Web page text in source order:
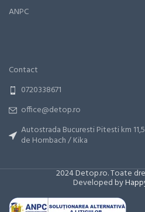
ANPC
Contact
0720338671
office@detop.ro
Autostrada Bucuresti Pitesti km
de Hornbach / Kika
2024 Detop.ro. Toate
Developed by